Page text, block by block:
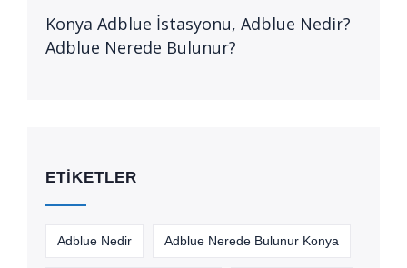
Konya Adblue İstasyonu, Adblue Nedir?
Adblue Nerede Bulunur?
ETIKETLER
Adblue Nedir Adblue Nerede Bulunur Konya